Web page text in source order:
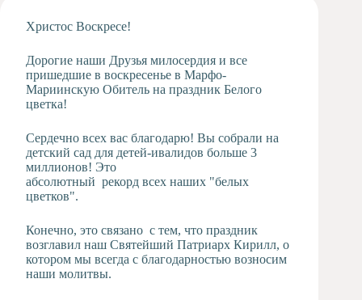
студия
Музыкальное
отделение
Психологическая
служба
Христос Воскресе!
Дорогие наши Друзья милосердия и все
пришедшие в воскресенье в Марфо-
Мариинскую Обитель на праздник Белого
цветка!
Сердечно всех вас благодарю! Вы собрали на
детский сад для детей-ивалидов больше 3
миллионов! Это
абсолютный рекорд всех наших "белых
цветков".
Конечно, это связано с тем, что праздник
возглавил наш Святейший Патриарх Кирилл, о
котором мы всегда с благодарностью возносим
наши молитвы.